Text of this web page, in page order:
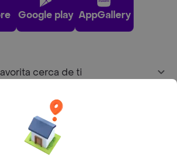
Google play AppGallery
cerca de ti